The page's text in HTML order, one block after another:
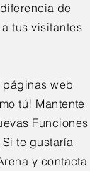
de
tus visitantes
páginas web
tú! Mantente
Funciones
te gustaría
y contacta